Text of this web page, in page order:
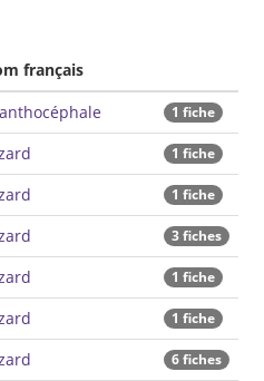
français
1 fiche
1 fiche
1 fiche
3 fiches
1 fiche
1 fiche
6 fiches